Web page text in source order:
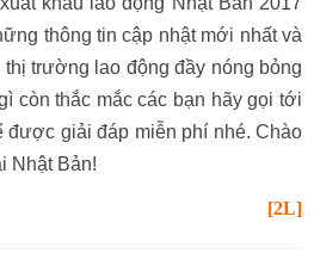
thông tin cập nhật mới nhất và
trường lao động đầy nóng bỏng
còn thắc mắc các bạn hãy gọi tới
được giải đáp miễn phí nhé. Chào
Nhật Bản!
[2L]